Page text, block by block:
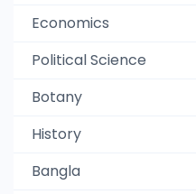
Economics
Political Science
Botany
History
Bangla